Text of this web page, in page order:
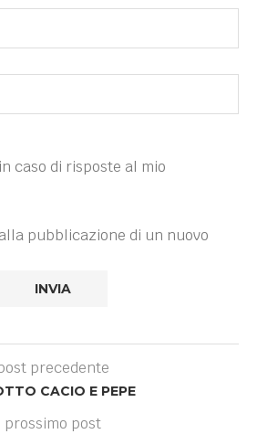
caso di risposte al mio
pubblicazione di un nuovo
precedente
CACIO E PEPE
prossimo post